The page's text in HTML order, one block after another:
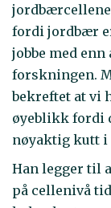
fordi jordbær
jobbe med
forskningen.
bekreftet at vi
øyeblikk fordi
nøyaktig kutt i
Han legger til
på cellenivå